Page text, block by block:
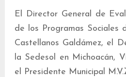
El Director General de
de los Programas Sociales
Castellanos Galdámez, el
la Sedesol en Michoacán,
el Presidente Municipal